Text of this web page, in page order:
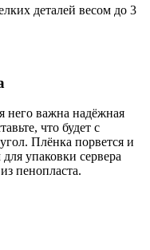
деталей весом до 3
него важна надёжная
что будет с
Плёнка порвется и
упаковки сервера
пенопласта.